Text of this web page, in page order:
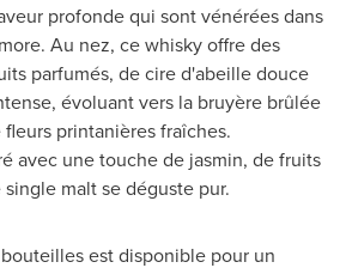
profonde qui sont vénérées dans
Au nez, ce whisky offre des
parfumés, de cire d'abeille douce
évoluant vers la bruyère brûlée
printanières fraîches.
avec une touche de jasmin, de fruits
malt se déguste pur.
est disponible pour un